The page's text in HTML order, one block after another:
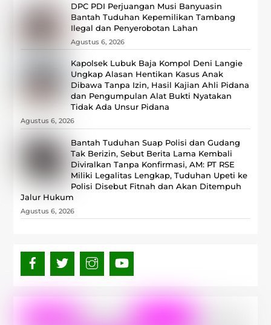
DPC PDI Perjuangan Musi Banyuasin
Bantah Tuduhan Kepemilikan Tambang
Ilegal dan Penyerobotan Lahan
Agustus 6, 2026
Kapolsek Lubuk Baja Kompol Deni Langie
Ungkap Alasan Hentikan Kasus Anak
Dibawa Tanpa Izin, Hasil Kajian Ahli Pidana
dan Pengumpulan Alat Bukti Nyatakan
Tidak Ada Unsur Pidana
Agustus 6, 2026
Bantah Tuduhan Suap Polisi dan Gudang
Tak Berizin, Sebut Berita Lama Kembali
Diviralkan Tanpa Konfirmasi, ‎AM: PT RSE
Miliki Legalitas Lengkap, Tuduhan Upeti ke
Polisi Disebut Fitnah dan Akan Ditempuh
Jalur Hukum
Agustus 6, 2026